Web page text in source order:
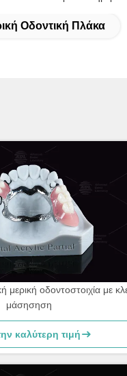
Οδοντική Πλάκα
οδοντοστοιχία με
μάσησηση
καλύτερη τιμή